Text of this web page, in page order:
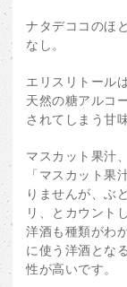
ナタデココのほ
なし。
エリスリトール
天然の糖アルコ
されてしまう甘
マスカット果汁
「マスカット果
りませんが、ぶ
リ、とカウント
洋酒も種類がわ
に使う洋酒とな
性が高いです。